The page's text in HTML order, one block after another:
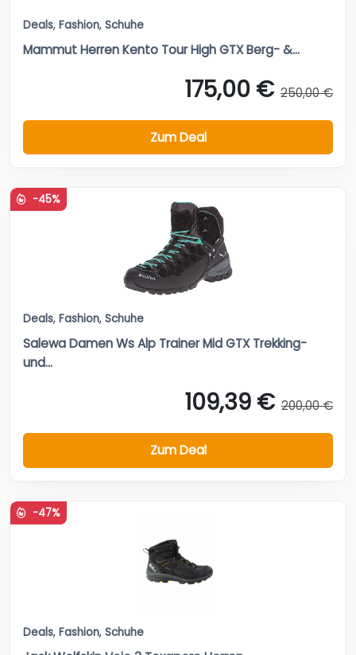
Deals, Fashion, Schuhe
Mammut Herren Kento Tour High GTX Berg- &...
175,00 € 250,00 €
Zum Deal
-45%
Deals, Fashion, Schuhe
Salewa Damen Ws Alp Trainer Mid GTX Trekking-
und...
109,39 € 200,00 €
Zum Deal
-47%
Deals, Fashion, Schuhe